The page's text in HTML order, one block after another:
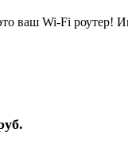
ваш Wi-Fi роутер!